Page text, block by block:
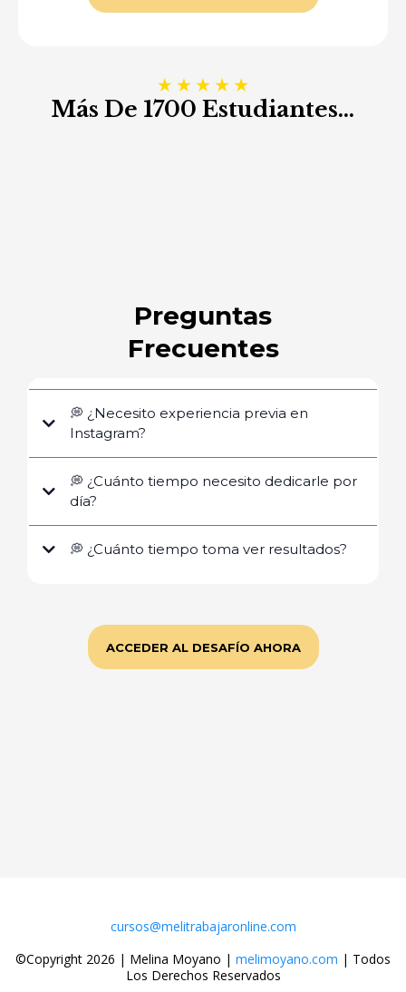
Más De 1700 Estudiantes...
Preguntas
Frecuentes
💭 ¿Necesito experiencia previa en
Instagram?
💭 ¿Cuánto tiempo necesito dedicarle por
día?
💭 ¿Cuánto tiempo toma ver resultados?
ACCEDER AL DESAFÍO AHORA
cursos@melitrabajaronline.com
©Copyright 2026 | Melina Moyano | melimoyano.com | Todos
Los Derechos Reservados